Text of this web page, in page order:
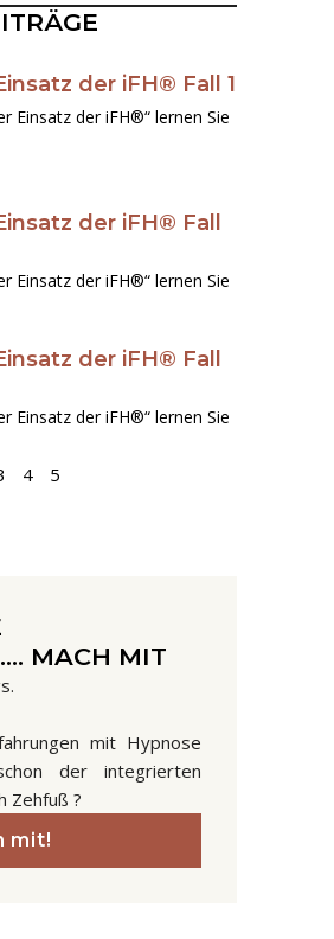
der iFH® Fall 1
Einsatz der iFH®“ lernen Sie
der iFH® Fall
Einsatz der iFH®“ lernen Sie
der iFH® Fall
Einsatz der iFH®“ lernen Sie
Seite
4
Seite
5
MACH MIT
mit Hypnose
der integrierten
Zehfuß ?
mit!